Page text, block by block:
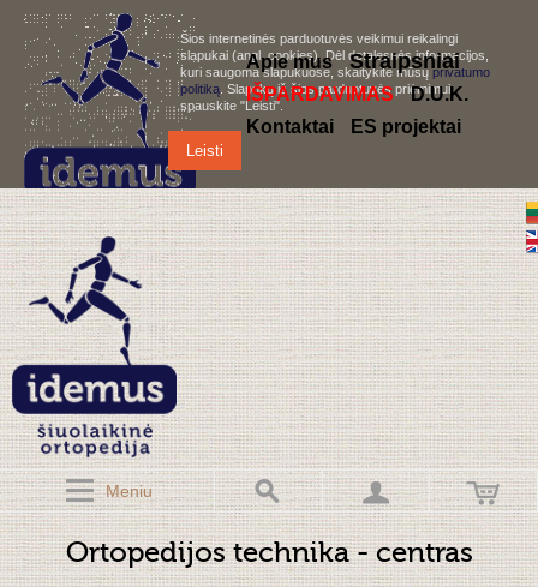
Šios internetinės parduotuvės veikimui reikalingi
slapukai (angl. cookies). Dėl detalesnės informacijos,
kuri saugoma slapukuose, skaitykite mūsųprivatumo
politiką . Slapukų iš šios parduotuvės priėmimui,
spauskite "Leisti".
Leisti
Meniu
Apie mus Straipsniai
IŠPARDAVIMAS
D.U.K.
Kontaktai
ES projektai
Ortopedijos technika - centras